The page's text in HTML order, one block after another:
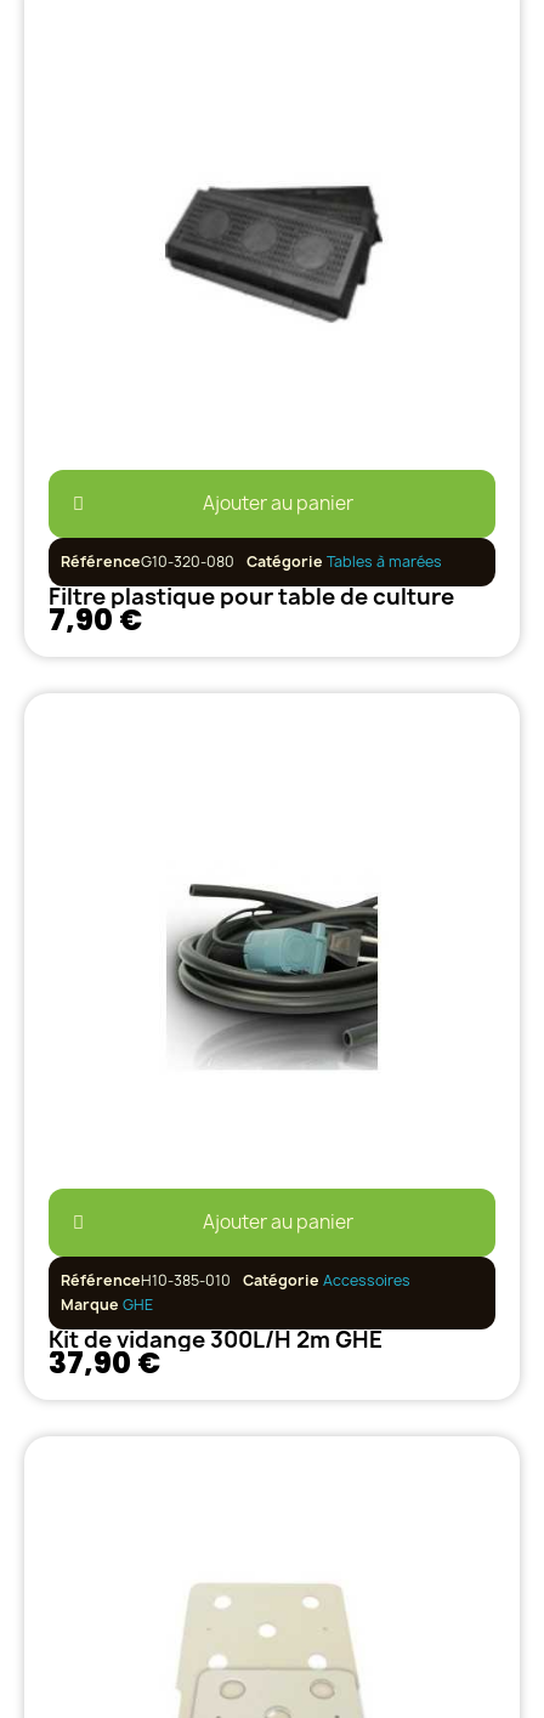
Ajouter au panier
RéférenceG10-320-080 Catégorie Tables à marées
Filtre plastique pour table de culture
7,90 €
Ajouter au panier
RéférenceH10-385-010 Catégorie Accessoires
Marque GHE
Kit de vidange 300L/H 2m GHE
37,90 €